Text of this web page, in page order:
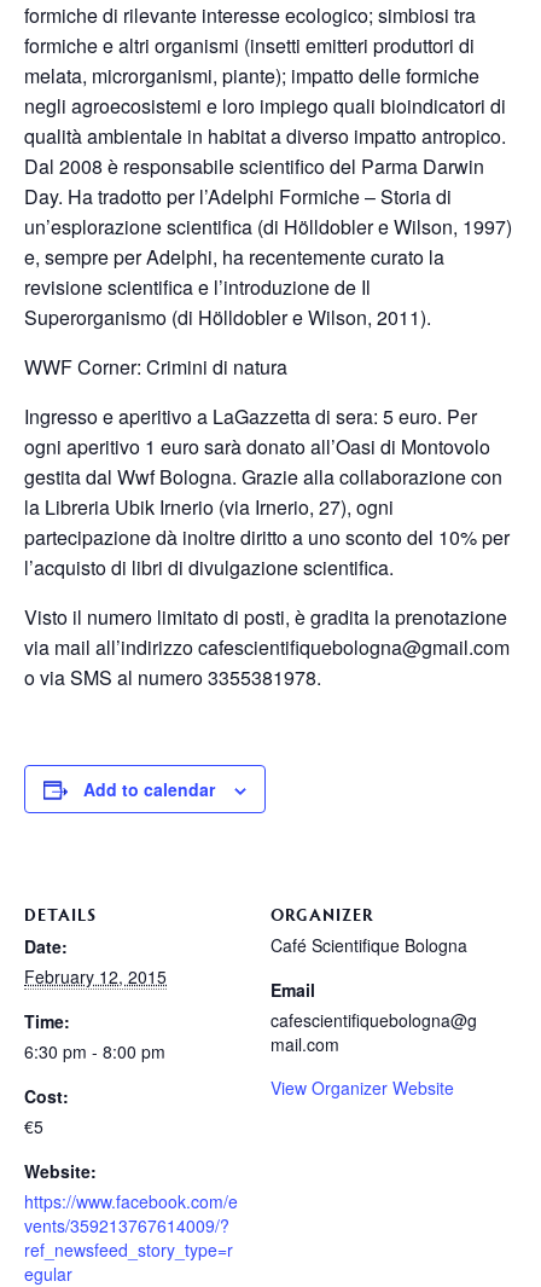
formiche di rilevante interesse ecologico; simbiosi tra
formiche e altri organismi (insetti emitteri produttori di
melata, microrganismi, piante); impatto delle formiche
negli agroecosistemi e loro impiego quali bioindicatori di
qualità ambientale in habitat a diverso impatto antropico.
Dal 2008 è responsabile scientifico del Parma Darwin
Day. Ha tradotto per l’Adelphi Formiche – Storia di
un’esplorazione scientifica (di Hölldobler e Wilson, 1997)
e, sempre per Adelphi, ha recentemente curato la
revisione scientifica e l’introduzione de Il
Superorganismo (di Hölldobler e Wilson, 2011).
WWF Corner: Crimini di natura
Ingresso e aperitivo a LaGazzetta di sera: 5 euro. Per
ogni aperitivo 1 euro sarà donato all’Oasi di Montovolo
gestita dal Wwf Bologna. Grazie alla collaborazione con
la Libreria Ubik Irnerio (via Irnerio, 27), ogni
partecipazione dà inoltre diritto a uno sconto del 10% per
l’acquisto di libri di divulgazione scientifica.
Visto il numero limitato di posti, è gradita la prenotazione
via mail all’indirizzo cafescientifiquebologna@gmail.com
o via SMS al numero 3355381978.
Add to calendar
DETAILS
Date:
February 12, 2015
Time:
6:30 pm - 8:00 pm
Cost:
€5
Website:
https://www.facebook.com/e
vents/359213767614009/?
ref_newsfeed_story_type=r
egular
ORGANIZER
Café Scientifique Bologna
Email
cafescientifiquebologna@g
mail.com
View Organizer Website